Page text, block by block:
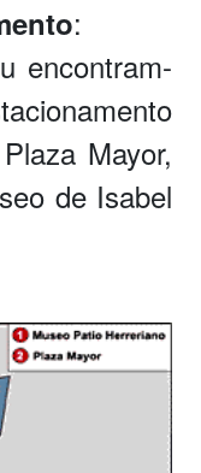
:
encontram-
Mayor,
de Isabel